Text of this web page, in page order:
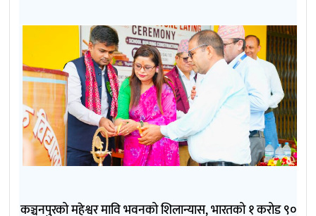
कञ्चनपुरको महेश्वर मावि भवनको शिलान्यास, भारतको १ करोड ९०